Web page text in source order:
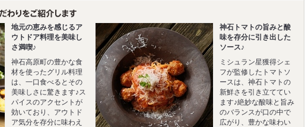
地元の恵みを感じるア
ウトドア料理を美味し
さ満喫♪
神石高原町の豊かな食
材を使ったグリル料理
は、一口食べるとその
美味しさに驚きます♪ス
パイスのアクセントが
効いており、アウトド
ア気分を存分に味わえ
神石トマトの旨みと酸
味を存分に引き出した
ソース♪
ミシュラン星獲得シェ
フが監修したトマトソ
ースは、神石トマトの
新鮮さを引き立ててい
ます♪絶妙な酸味と旨み
のバランスが口の中で
広がり、豊かな味わい